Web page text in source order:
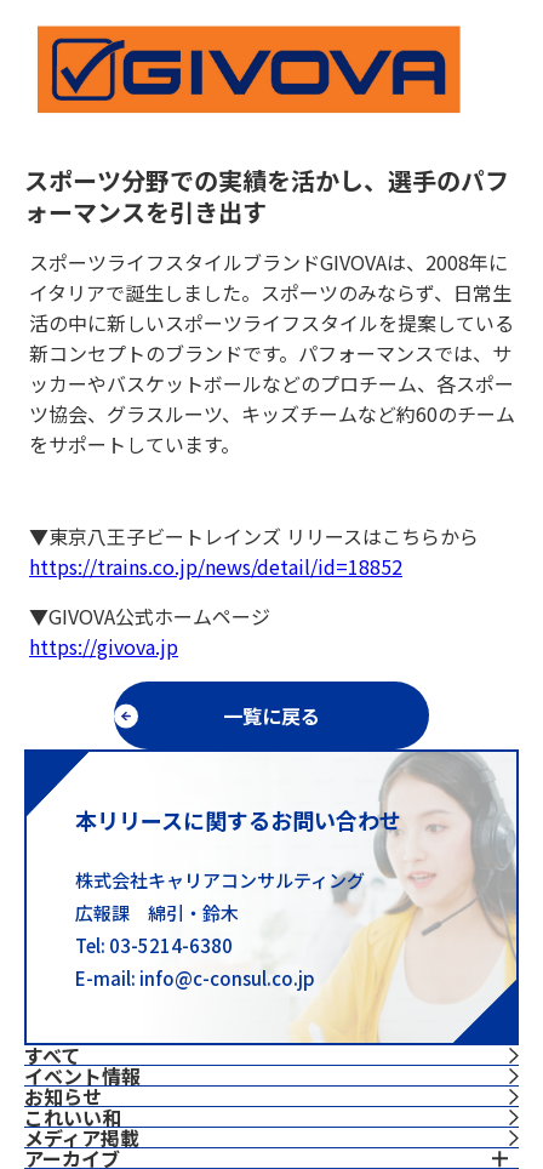
すべて
イベント情報
お知らせ
これいい和
⁨⁩メディア掲載
アーカイブ
スポーツ分野での実績を活かし、選手のパフ
ォーマンスを引き出す
スポーツライフスタイルブランドGIVOVAは、2008年に
イタリアで誕生しました。スポーツのみならず、日常生
活の中に新しいスポーツライフスタイルを提案している
新コンセプトのブランドです。パフォーマンスでは、サ
ッカーやバスケットボールなどのプロチーム、各スポー
ツ協会、グラスルーツ、キッズチームなど約60のチーム
をサポートしています。
▼東京八王子ビートレインズ リリースはこちらから
https://trains.co.jp/news/detail/id=18852
▼GIVOVA公式ホームページ
https://givova.jp
一覧に戻る
本リリースに関するお問い合わせ
株式会社キャリアコンサルティング
広報課 綿引・鈴木
Tel: 03-5214-6380
E-mail: info@c-consul.co.jp